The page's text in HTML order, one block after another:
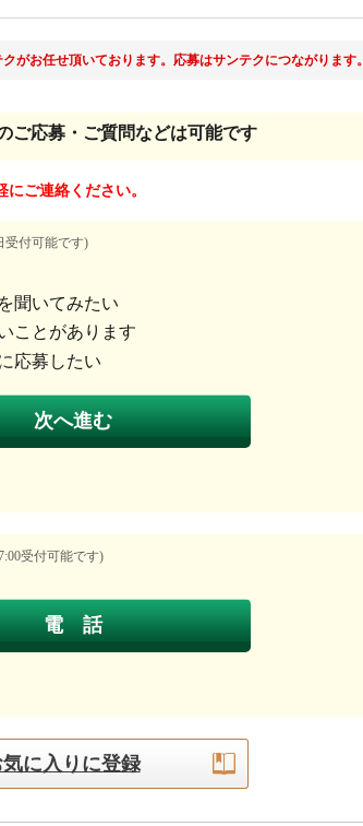
がお任せ頂いております。応募はサンテクにつながります。
ご応募・ご質問などは可能です
ご連絡ください。
受付可能です)
聞いてみたい
ことがあります
応募したい
受付可能です)
気に入りに登録